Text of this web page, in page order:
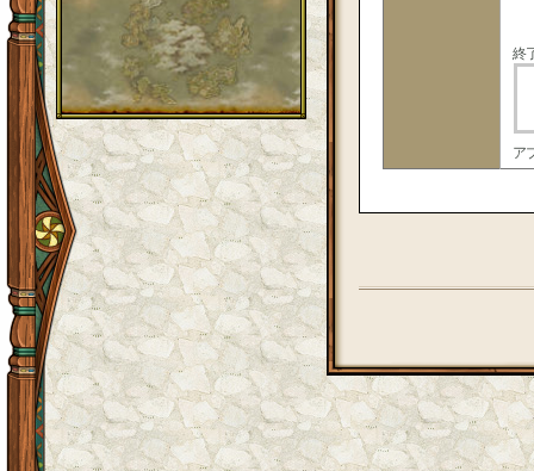
終
ア